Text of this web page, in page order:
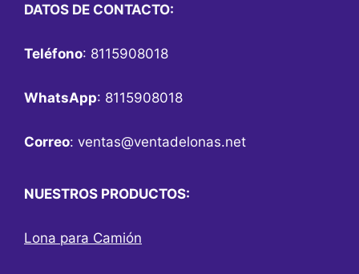
DATOS DE CONTACTO:
Teléfono: 8115908018
WhatsApp: 8115908018
Correo: ventas@ventadelonas.net
NUESTROS PRODUCTOS:
Lona para Camión